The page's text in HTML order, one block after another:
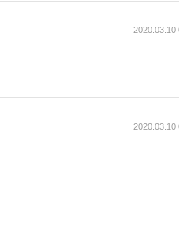
2020.03.10
2020.03.10